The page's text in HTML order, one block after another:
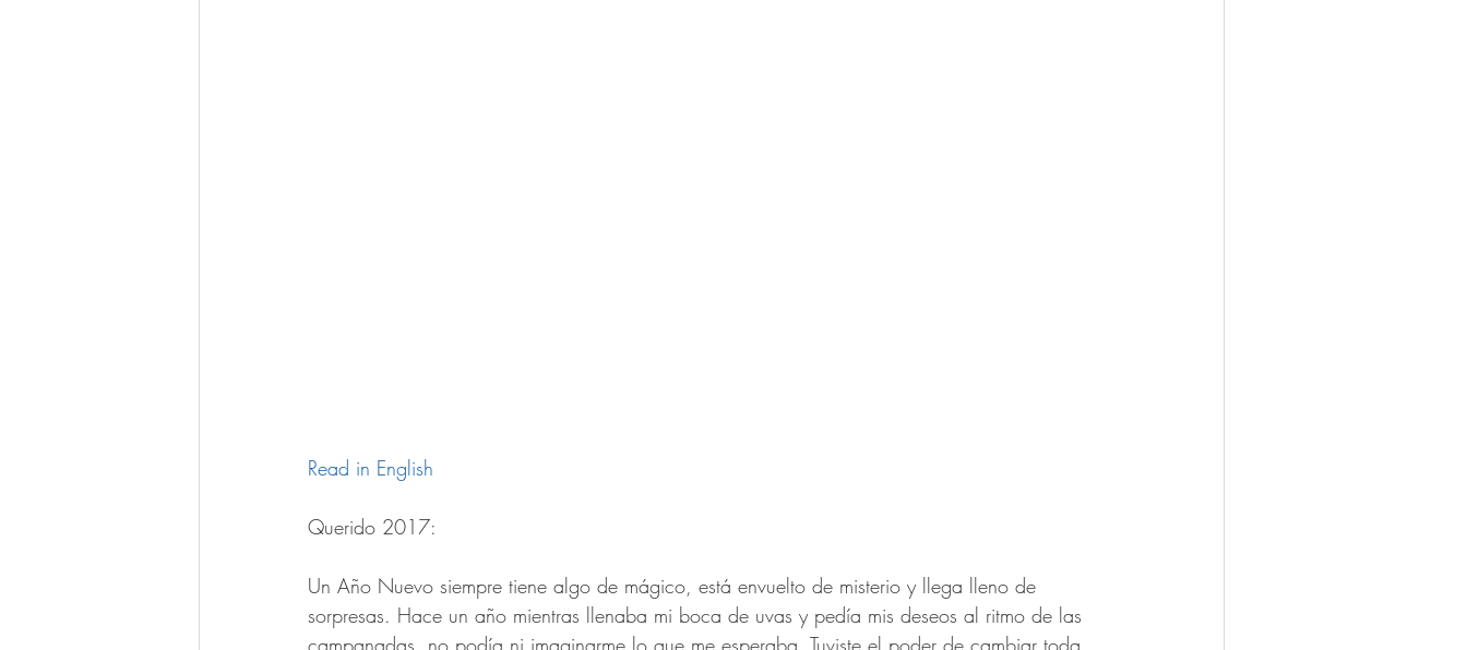
Read in English
Querido 2017:
Un Año Nuevo siempre tiene algo de mágico, está envuelto de misterio y llega lleno de
sorpresas. Hace un año mientras llenaba mi boca de uvas y pedía mis deseos al ritmo de las